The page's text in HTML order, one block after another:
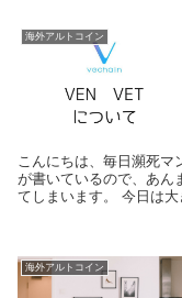
海外アルトコイン
こんにちは、毎日瀕死マン
が書いているので、あん
てしまいます。 今日は
海外アルトコイン